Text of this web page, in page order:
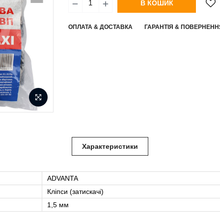
В КОШИК
ОПЛАТА & ДОСТАВКА ГАРАНТІЯ &
Характеристики
ADVANTA
Кліпси (затискачі)
1,5 мм